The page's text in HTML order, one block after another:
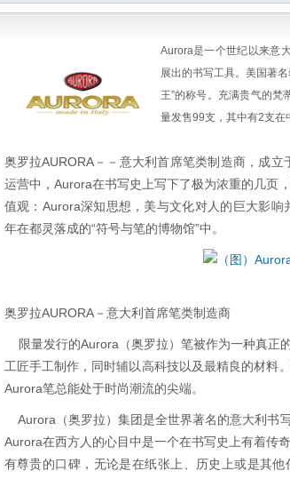
Aurora是一个世纪以来意
展出的书写工具。美国著
王”的称号。充满贵气的
量发售99支，其中有2支在
奥罗拉AURORA－－意大利首席笔类制造商，成
运营中，Aurora在书写史上写下了极为浓重的几页
值观：Aurora深知思想，美与文化对人的巨大影
年在都灵落成的“符号与笔的博物馆”中。
奥罗拉AURORA－意大利首席笔类制造商
限量发行的Aurora（奥罗拉）笔被作为一种真正
工匠手工制作，同时辅以高科技以及最精良的材料
Aurora笔总能处于时尚潮流的尖端。
Aurora（奥罗拉）集团是全世界著名的意大利书
Aurora在西方人的心目中是一个在书写史上有着传
有尊贵的口碑，无论是在纸张上、历史上或是其